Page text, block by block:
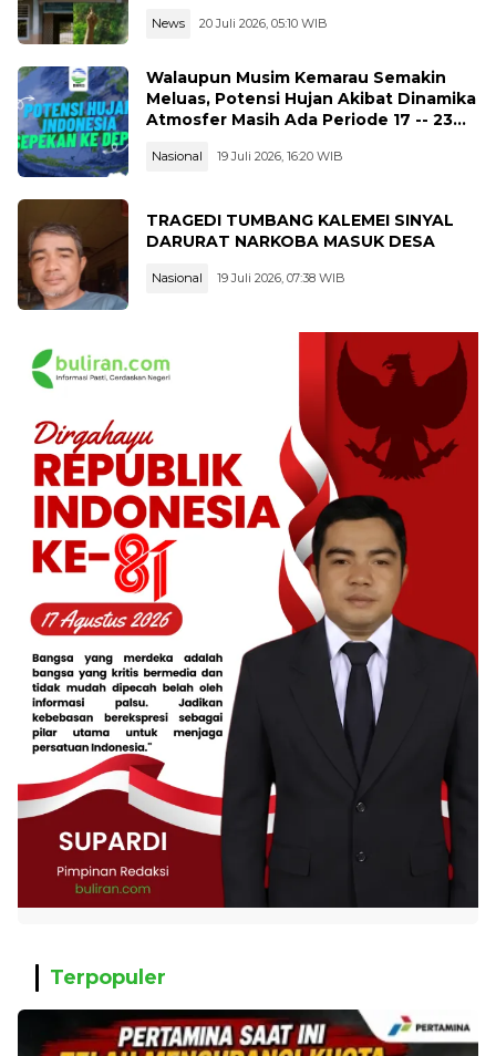
News 20 Juli 2026, 05:10 WIB
Walaupun Musim Kemarau Semakin
Meluas, Potensi Hujan Akibat Dinamika
Atmosfer Masih Ada Periode 17 -- 23
Nasional 19 Juli 2026, 16:20 WIB
TRAGEDI TUMBANG KALEMEI SINYAL
DARURAT NARKOBA MASUK DESA
Nasional 19 Juli 2026, 07:38 WIB
Terpopuler